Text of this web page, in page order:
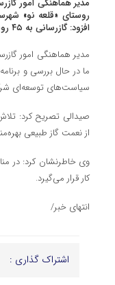
افزود: گازرسانی به ۴۵ روستای منطقه سیستان نیز با هزینه‌ای بالغ بر ۱۳۶ میلیارد تومان به بهره‌برداری رسید.
مدیر هماهنگی امور
ما در حال بررسی و
سیاست‌های توسعه‌ای
از نعمت گاز طبیعی
وی خاطرنشان کرد: در
کار قرار می‌گیرد.
انتهای خبر/
اشتراک گذاری :